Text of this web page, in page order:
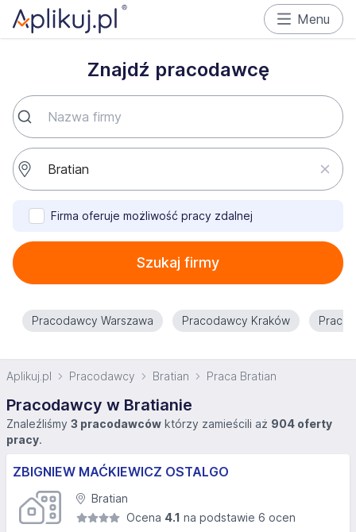
Menu
Znajdź pracodawcę
Firma oferuje możliwość pracy zdalnej
Szukaj firmy
Pracodawcy Warszawa Pracodawcy Kraków
Aplikuj.pl Pracodawcy Bratian Praca Bratian
Pracodawcy w Bratianie
Znaleźliśmy 3 pracodawców którzy zamieścili aż 904 oferty
pracy.
ZBIGNIEW MAĆKIEWICZ OSTALGO
Bratian
Ocena 4.1 na podstawie 6 ocen